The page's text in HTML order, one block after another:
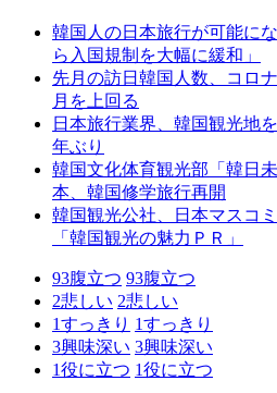
韓国人の日本旅行が可能に
ら入国規制を大幅に緩和」
先月の訪日韓国人数、コロ
月を上回る
日本旅行業界、韓国観光地
年ぶり
韓国文化体育観光部「韓日
本、韓国修学旅行再開
韓国観光公社、日本マスコ
「韓国観光の魅力ＰＲ」
93腹立つ 93腹立つ
2悲しい 2悲しい
1すっきり 1すっきり
3興味深い 3興味深い
1役に立つ 1役に立つ